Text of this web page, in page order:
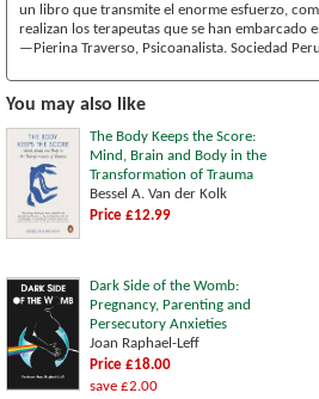
un libro que transmite el enorme esfuerzo,
realizan los terapeutas que se han embarcado
—Pierina Traverso, Psicoanalista. Sociedad
You may also like
The Body Keeps the Score:
Mind, Brain and Body in the
Transformation of Trauma
Bessel A. Van der Kolk
Price £12.99
Dark Side of the Womb:
Pregnancy, Parenting and
Persecutory Anxieties
Joan Raphael-Leff
Price £18.00
save £2.00